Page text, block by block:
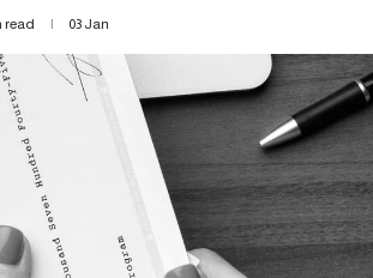
read 03 Jan